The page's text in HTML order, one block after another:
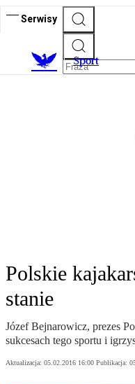
Serwisy
Sport
Polskie
stanie
Józef Bejnarowicz, prezes
sukcesach tego sportu i
Aktualizacja: 05.02.2016 16:00 Publikacja: